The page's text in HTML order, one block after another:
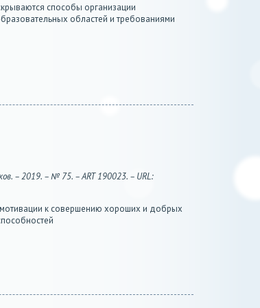
способы организации
областей и требованиями
– 2019. – № 75. – ART 190023. – URL:
мотивации к совершению хороших и добрых